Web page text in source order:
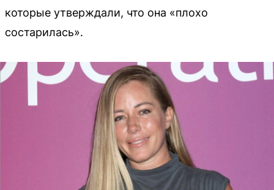
которые утверждали, что она «плохо
состарилась».